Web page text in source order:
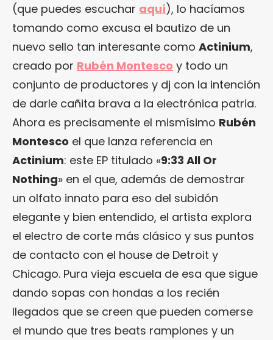
(que puedes escuchar aquí), lo hacíamos
tomando como excusa el bautizo de un
nuevo sello tan interesante como Actinium,
creado por Rubén Montesco y todo un
conjunto de productores y dj con la intención
de darle cañita brava a la electrónica patria.
Ahora es precisamente el mismísimo Rubén
Montesco el que lanza referencia en
Actinium: este EP titulado «9:33 All Or
Nothing» en el que, además de demostrar
un olfato innato para eso del subidón
elegante y bien entendido, el artista explora
el electro de corte más clásico y sus puntos
de contacto con el house de Detroit y
Chicago. Pura vieja escuela de esa que sigue
dando sopas con hondas a los recién
llegados que se creen que pueden comerse
el mundo que tres beats ramplones y un